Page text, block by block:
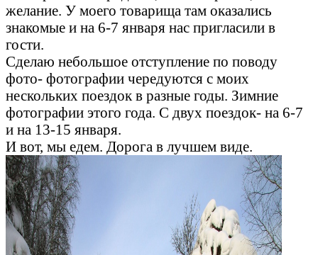
желание. У моего товарища там оказались
знакомые и на 6-7 января нас пригласили в
гости.
Сделаю небольшое отступление по поводу
фото- фотографии чередуются с моих
нескольких поездок в разные годы. Зимние
фотографии этого года. С двух поездок- на 6-7
и на 13-15 января.
И вот, мы едем. Дорога в лучшем виде.